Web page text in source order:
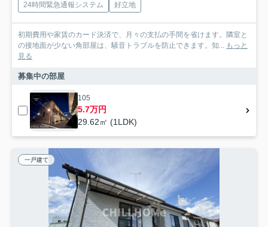
24時間緊急通報システム
好立地
初期費用や家賃のカード決済で、月々の支払の手間を省けます。隣室と
の接地面が少ない角部屋は、騒音トラブルを防止できます。知... もっと
見る
募集中の部屋
105
5.7万円
29.62㎡ (1LDK)
一戸建て